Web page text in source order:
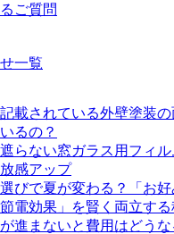
ご質問
一覧
載されている外壁塗装の
るの？
らない窓ガラス用フィ
感アップ
びで夏が変わる？「お好
電効果」を賢く両立す
進まないと費用はどうな